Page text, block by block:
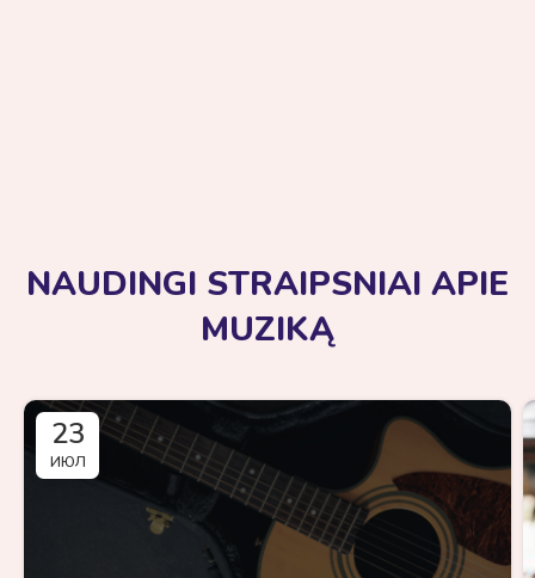
NAUDINGI STRAIPSNIAI APIE
MUZIKĄ
23
ИЮЛ